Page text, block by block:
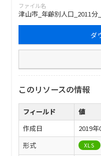
ファイル名
津山市_年齢別人口_2011分
ダ
このリソースの情報
フィールド
値
作成日
2019
形式
XLS